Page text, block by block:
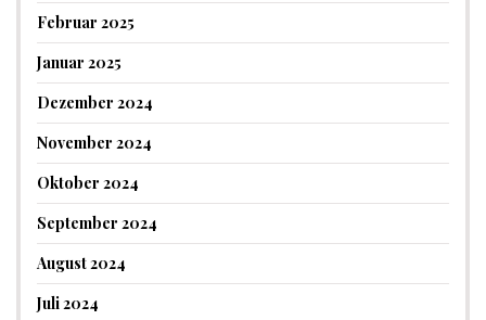
Februar 2025
Januar 2025
Dezember 2024
November 2024
Oktober 2024
September 2024
August 2024
Juli 2024